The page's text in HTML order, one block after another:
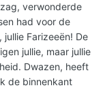
verwonderde
had voor de
Farizeeën! De
jullie, maar jullie
Dwazen, heeft
de binnenkant